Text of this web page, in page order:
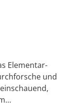
Elementar-
und